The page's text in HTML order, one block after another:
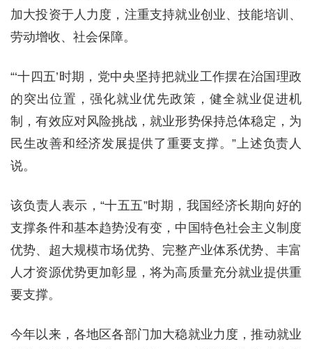
加大投资于人力度，注重支持就业创业、技能培训、
劳动增收、社会保障。
“‘十四五’时期，党中央坚持把就业工作摆在治国理政
的突出位置，强化就业优先政策，健全就业促进机
制，有效应对风险挑战，就业形势保持总体稳定，为
民生改善和经济发展提供了重要支撑。”上述负责人
说。
该负责人表示，“十五五”时期，我国经济长期向好的
支撑条件和基本趋势没有变，中国特色社会主义制度
优势、超大规模市场优势、完整产业体系优势、丰富
人才资源优势更加彰显，将为高质量充分就业提供重
要支撑。
今年以来，各地区各部门加大稳就业力度，推动就业